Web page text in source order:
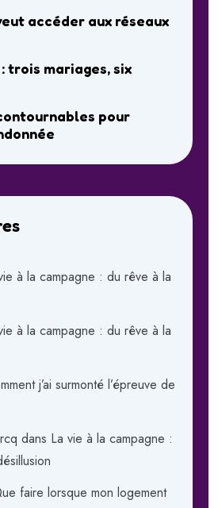
accéder aux réseaux
trois mariages, six
pour
à la campagne : du rêve à la
à la campagne : du rêve à la
j’ai surmonté l’épreuve de
dans La vie à la campagne :
faire lorsque mon logement